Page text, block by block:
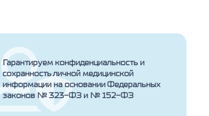
Гарантируем конфиденциальность и
сохранность личной медицинской
информации на основании Федеральных
законов № 323-ФЗ и № 152-ФЗ